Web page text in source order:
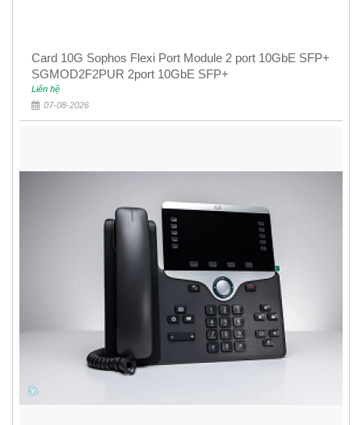
Card 10G Sophos Flexi Port Module 2 port 10GbE SFP+
SGMOD2F2PUR 2port 10GbE SFP+
Liên hệ
07-08-2026